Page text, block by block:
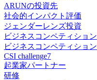
ARUNの投資先
社会的インパクト評価
ジェンダーレンズ投資
ビジネスコンペティション
ビジネスコンペティション
CSI challenge7
起業家パートナー
研修